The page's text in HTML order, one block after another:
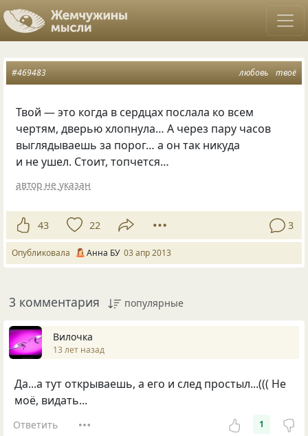
любовь твоё
#469483
Твой — это когда в сердцах послала ко всем
чертям, дверью хлопнула… А через пару часов
выглядываешь за порог… а он так никуда
и не ушел. Стоит, топчется…
автор не указан
43 22 3
Опубликовала Анна БУ 03 апр 2013
3 комментария популярные
Вилочка
13 лет назад
Да...а тут открываешь, а его и след простыл...((( Не
моё, видать...
Ответить 1